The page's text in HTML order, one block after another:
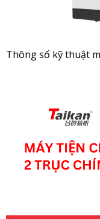
Thông số kỹ thuật